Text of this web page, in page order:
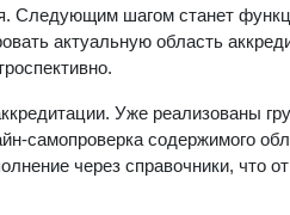
Следующим шагом станет
актуальную область
Уже реализованы
самопроверка содержимого
через справочники, что